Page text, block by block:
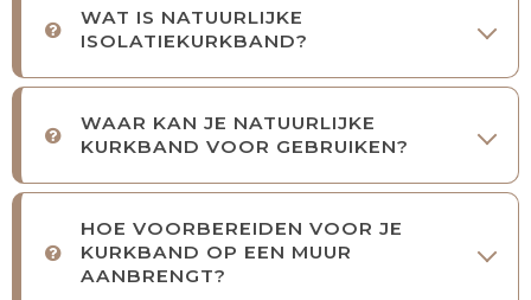
WAT IS NATUURLIJKE
ISOLATIEKURKBAND?
WAAR KAN JE NATUURLIJKE
KURKBAND VOOR GEBRUIKEN?
HOE VOORBEREIDEN VOOR JE
KURKBAND OP EEN MUUR
AANBRENGT?